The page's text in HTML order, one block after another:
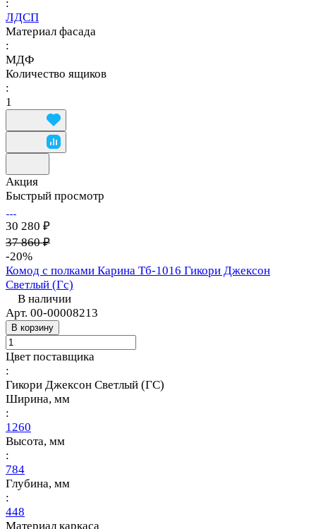
:
ЛДСП
Материал фасада
:
МДФ
Количество ящиков
:
1
Акция
Быстрый просмотр
30 280 ₽
37 860 ₽
-20%
Комод с полками Карина Тб-1016 Гикори Джексон
Светлый (Гс)
В наличии
Арт. 00-00008213
В корзину
Цвет поставщика
:
Гикори Джексон Светлый (ГС)
Ширина, мм
:
1260
Высота, мм
:
784
Глубина, мм
:
448
Материал каркаса